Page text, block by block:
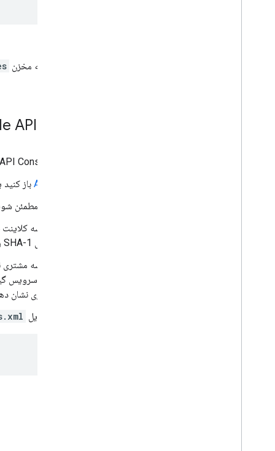
انتخاب کنید، جایی را که مخزن
باز کنید
است. همچنین باید هش SHA-1 را از اثر انگشت گواهی امضای خود ارائه دهید. برای اطلاعات
یک برنامه واقعی، این شناسه مشتری نشان
شناسه مشتری را کپی کرده و در فایل